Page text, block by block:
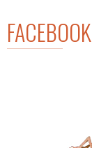
FACEBOOK